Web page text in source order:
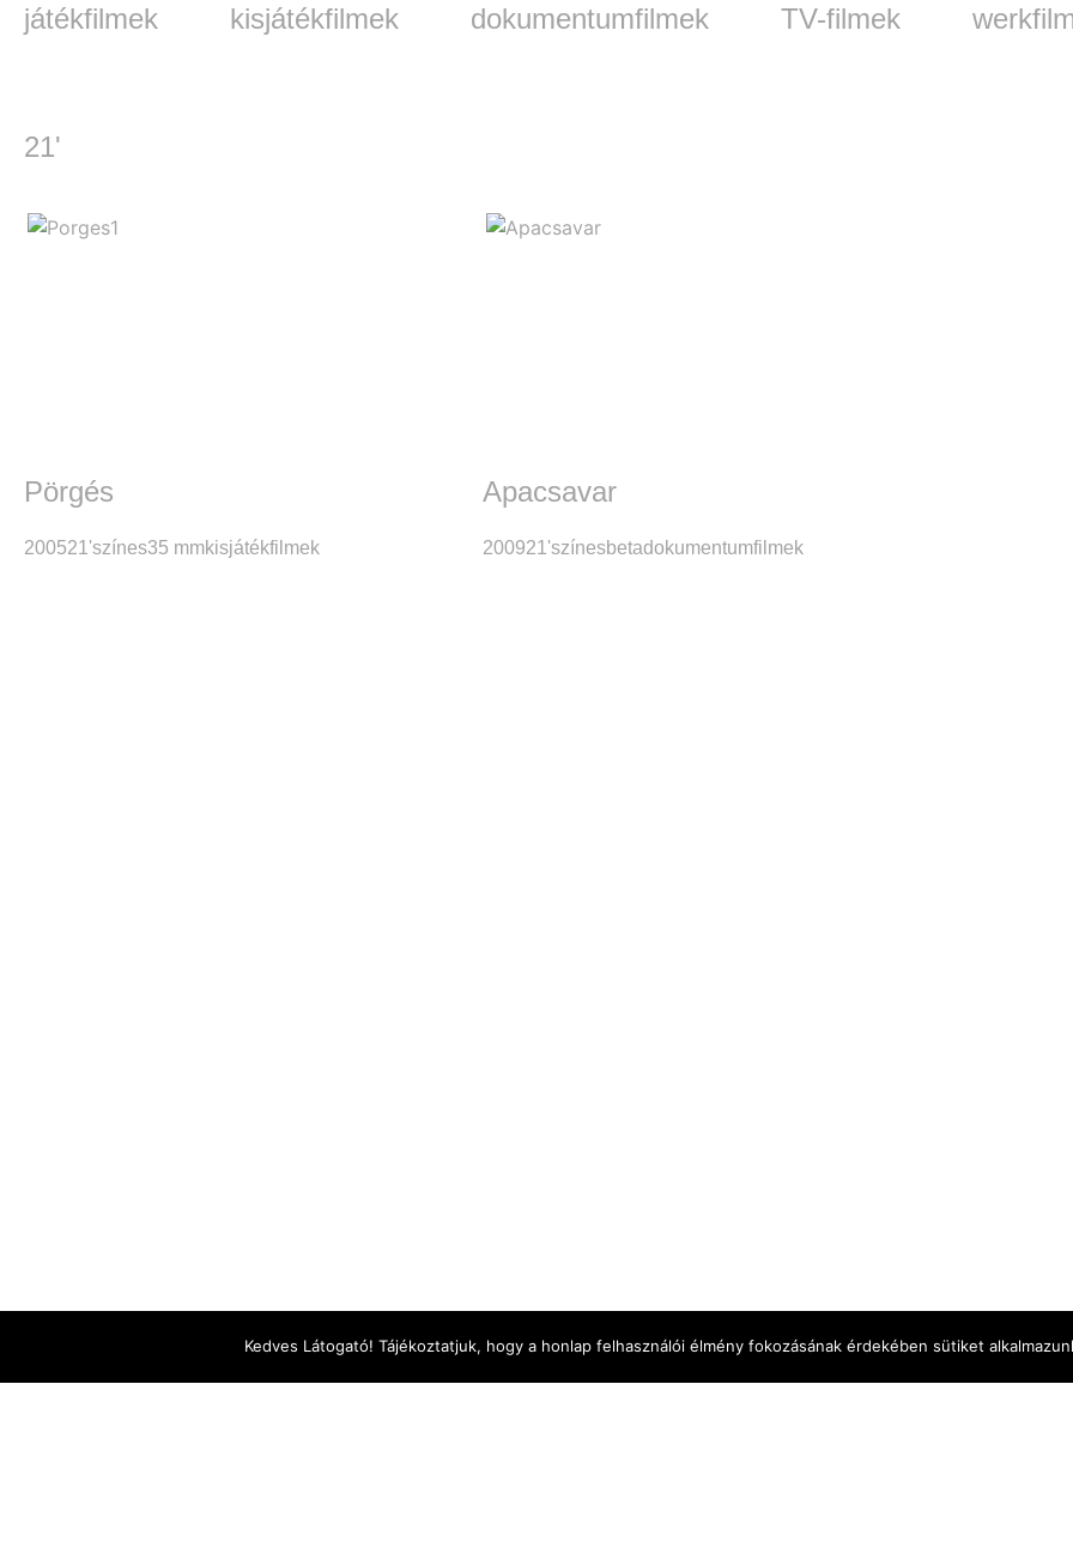
játékfilmek kisjátékfilmek dokumentumfilmek TV-filmek
21'
Pörgés
200521'színes35 mmkisjátékfilmek
Apacsavar
200921'színesbetadokumentumfilmek
Kedves Látogató! Tájékoztatjuk, hogy a honlap felhasználói élmény fokozásának érdekében sütiket